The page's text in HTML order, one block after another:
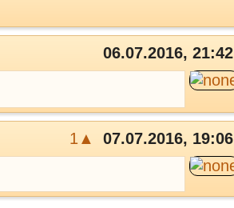
06.07.2016, 21:42
1▲ 07.07.2016, 19:06